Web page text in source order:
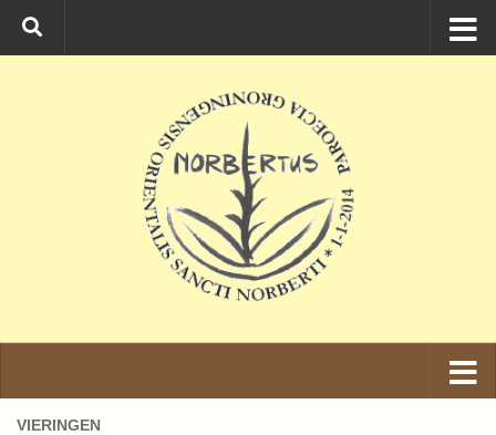
Ga naar de inhoud
VIERINGEN